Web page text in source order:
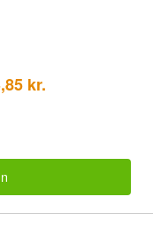
kr.